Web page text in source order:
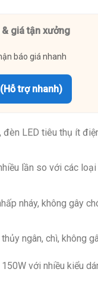
giá tận xưởng
báo giá nhanh
trợ nhanh)
LED tiêu thụ ít
lần so với các
nháy, không gây
ngân, chì, không
với nhiều kiểu